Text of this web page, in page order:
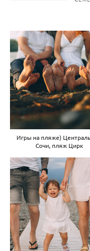
Игры на пляже)
Сочи, пляж Цирк